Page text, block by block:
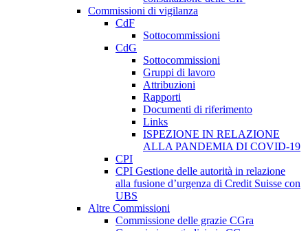
Commissioni di vigilanza
CdF
Sottocommissioni
CdG
Sottocommissioni
Gruppi di lavoro
Attribuzioni
Rapporti
Documenti di riferimento
Links
ISPEZIONE IN RELAZIONE
ALLA PANDEMIA DI COVID-19
CPI
CPI Gestione delle autorità in relazione
alla fusione d’urgenza di Credit Suisse con
UBS
Altre Commissioni
Commissione delle grazie CGra